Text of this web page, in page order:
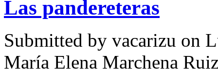
Las pandereteras
Submitted by vacarizu on
María Elena Marchena